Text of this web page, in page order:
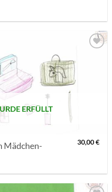
MERKLISTE
SETZEN
ERFÜLLT
Mädchen-
30,00€